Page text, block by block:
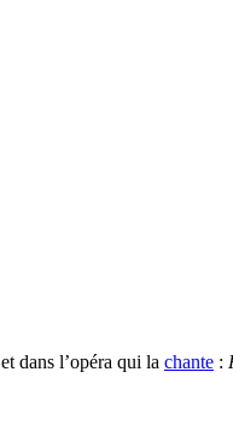
et dans l’opéra qui la chante :